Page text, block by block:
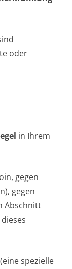
oder
in Ihrem
gegen
gegen
Abschnitt
spezielle